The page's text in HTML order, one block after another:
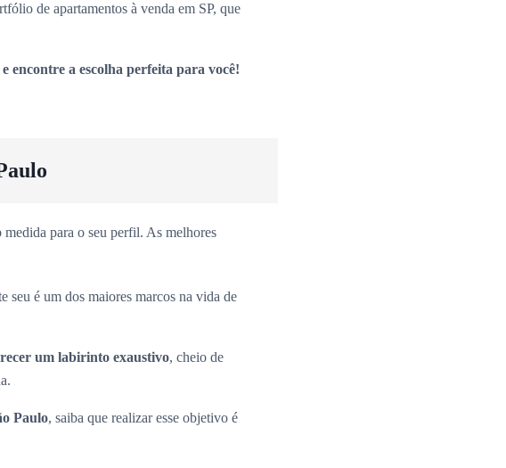
de apartamentos à venda em SP, que
encontre a escolha perfeita para você!
para o seu perfil. As melhores
seu é um dos maiores marcos na vida de
um labirinto exaustivo, cheio de
Paulo, saiba que realizar esse objetivo é